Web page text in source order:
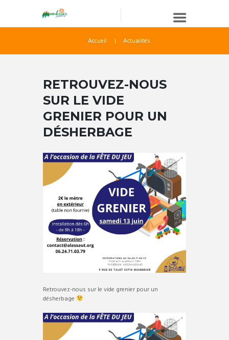
Accueil Actualités
RETROUVEZ-NOUS
SUR LE VIDE
GRENIER POUR UN
DÉSHERBAGE
Retrouvez-nous sur le vide grenier pour un
désherbage